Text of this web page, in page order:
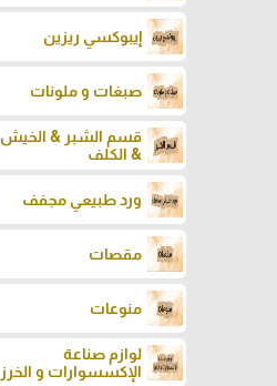
إيبوكسي ريزين
صبغات و ملونات
قسم الشبر & الخيش
& الكلف
ورد طبيعي مجفف
مقصات
منوعات
لوازم صناعة
الإكسسوارات و الخرز